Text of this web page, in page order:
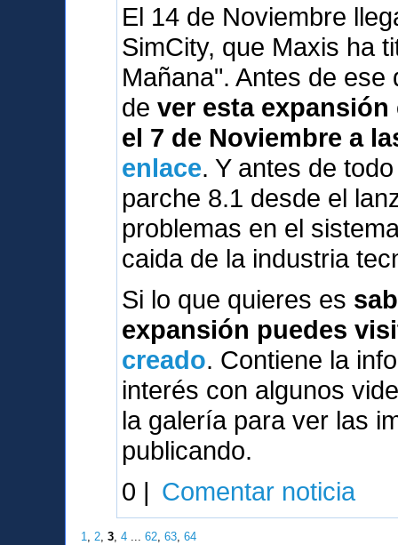
El 14 de Noviembre
SimCity, que Maxis ha
Mañana". Antes de
dever esta
el 7 de Noviembre a
enlace. Y antes de
parche 8.1 desde el
problemas en el
caida de la industria
Si lo que quieres es
expansión puedes
creado. Contiene la
interés con algunos
la galería para ver las
publicando.
0 | Comentar noticia
1,2,3,4 ...62,63,64